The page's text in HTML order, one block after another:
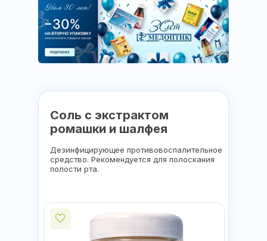
Соль с экстрактом
ромашки и шалфея
Дезинфицирующее противовоспалительное
средство. Рекомендуется для полоскания
полости рта.